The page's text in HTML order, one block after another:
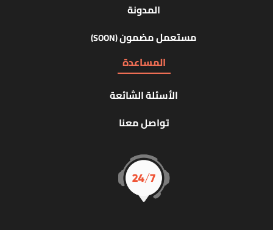
المدونة
مستعمل مضمون(SOON)
المساعدة
الأسئلة الشائعة
تواصل معنا